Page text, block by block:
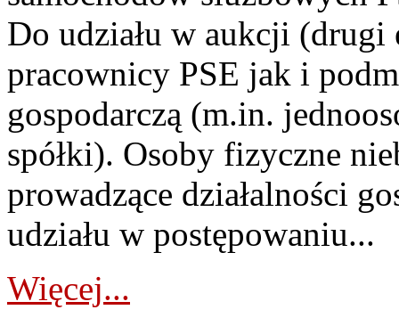
Do udziału w aukcji (drugi
pracownicy PSE jak i
gospodarczą (m.in.
spółki). Osoby fizyczne
prowadzące działalności
udziału w postępowaniu...
Więcej...